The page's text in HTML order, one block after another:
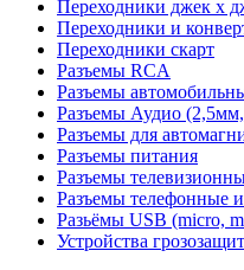
Переходники джек х
Переходники и
Переходники скарт
Разъемы RCA
Разъемы
Разъемы Аудио
Разъемы для
Разъемы питания
Разъемы
Разъемы телефонные
Разьёмы USB (micro,
Устройства